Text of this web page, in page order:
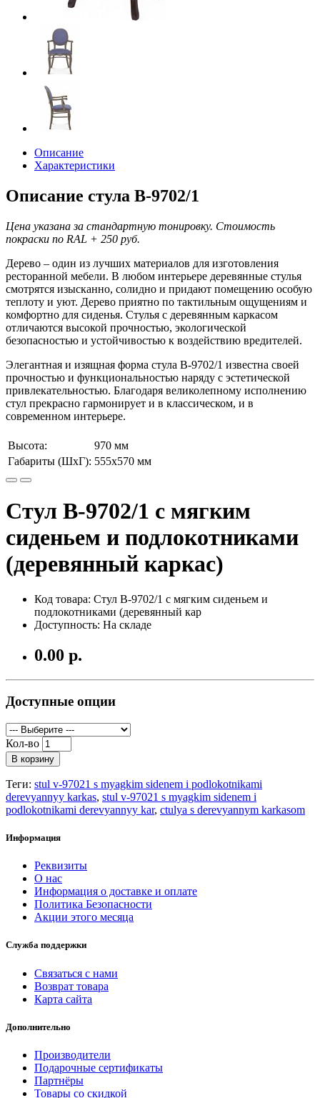
Описание
Характеристики
Описание стула B-9702/1
Цена указана за стандартную тонировку. Стоимость
покраски по RAL + 250 руб.
Дерево – один из лучших материалов для изготовления
ресторанной мебели. В любом интерьере деревянные стулья
смотрятся изысканно, солидно и придают помещению особую
теплоту и уют. Дерево приятно по тактильным ощущениям и
комфортно для сиденья. Стулья с деревянным каркасом
отличаются высокой прочностью, экологической
безопасностью и устойчивостью к воздействию вредителей.
Элегантная и изящная форма стула B-9702/1 известна своей
прочностью и функциональностью наряду с эстетической
привлекательностью. Благодаря великолепному исполнению
стул прекрасно гармонирует и в классическом, и в
современном интерьере.
Высота:
970 мм
Габариты (ШхГ): 555x570 мм
Стул В-9702/1 с мягким
сиденьем и подлокотниками
(деревянный каркас)
Код товара: Стул В-9702/1 с мягким сиденьем и
подлокотниками (деревянный кар
Доступность: На складе
0.00 р.
Доступные опции
Кол-во
В корзину
Теги: stul v-97021 s myagkim sidenem i podlokotnikami
derevyannyy karkas, stul v-97021 s myagkim sidenem i
podlokotnikami derevyannyy kar, ctulya s derevyannym karkasom
Информация
Реквизиты
О нас
Информация о доставке и оплате
Политика Безопасности
Акции этого месяца
Служба поддержки
Связаться с нами
Возврат товара
Карта сайта
Дополнительно
Производители
Подарочные сертификаты
Партнёры
Товары со скидкой